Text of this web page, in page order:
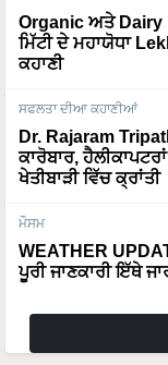
Organic ਅਤੇ Dairy
ਮਿੱਟੀ ਦੇ ਮਹਾਯੋਧਾ
ਕਹਾਣੀ
ਸਫਲਤਾ ਦੀਆ ਕਹਾਣੀਆਂ
Dr. Rajaram
ਕਾਰੋਬਾਰ,
ਖੇਤੀਬਾੜੀ ਵਿੱਚ ਕ੍ਰਾਂਤੀ
ਮੌਸਮ
WEATHER
ਪੂਰੀ ਜਾਣਕਾਰੀ ਇੱਥੇ